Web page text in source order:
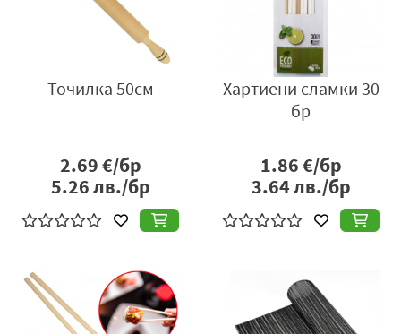
Точилка 50см
2.69€/бр
5.26лв./бр
Хартиени сламки 30
бр
1.86€/бр
3.64лв./бр